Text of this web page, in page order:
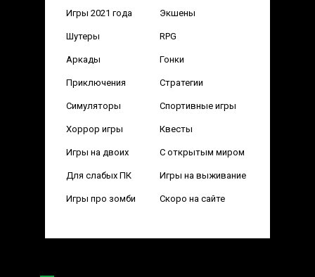
Игры 2021 года Экшены
Шутеры RPG
Аркады Гонки
Приключения Стратегии
Симуляторы Спортивные игры
Хоррор игры Квесты
Игры на двоих С открытым миром
Для слабых ПК Игры на выживание
Игры про зомби Скоро на сайте